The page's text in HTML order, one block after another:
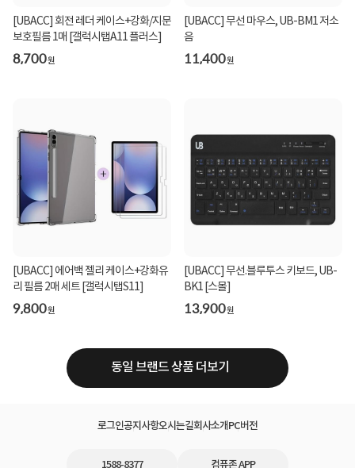
[UBACC] 회전 레더 케이스+강화/지문
보호필름 1매 [갤럭시탭A11 플러스]
8,700원
[UBACC] 무선 마우스, UB-BM1 저소
음
11,400원
[UBACC] 에어백 젤리 케이스+강화유
리 필름 2매 세트 [갤럭시탭S11]
9,800원
[UBACC] 무선.블루투스 키보드, UB-
BK1 [스몰]
13,900원
동일 브랜드 상품 더보기
로그인공지사항오시는길회사소개PC버전
1588-8377 컴퓨존 APP